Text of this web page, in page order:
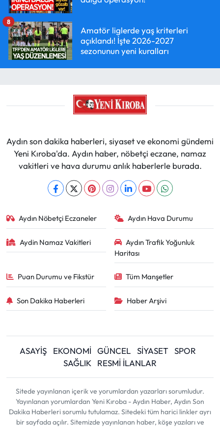
Amatör liglerde yaş kriterleri
açıklandı! İşte 2026-2027
sezonunun yeni kuralları
8
Aydın son dakika haberleri, siyaset ve ekonomi gündemi
Yeni Kıroba'da. Aydın haber, nöbetçi eczane, namaz
vakitleri ve hava durumu anlık haberlerle burada.
Aydın Nöbetçi Eczaneler Aydın Hava Durumu
Aydin Namaz Vakitleri
Aydın Trafik Yoğunluk
Haritası
Puan Durumu ve Fikstür Tüm Manşetler
Son Dakika Haberleri Haber Arşivi
ASAYİŞ EKONOMİ GÜNCEL SİYASET
SPOR
SAĞLIK
RESMİ İLANLAR
Sitede yayınlanan içerik ve yorumlardan yazarları sorumludur.
Yayınlanan yorumlardan Yeni Kıroba - Aydın Haber, Aydın Son
Dakika Haberleri sorumlu tutulamaz. Sitedeki tüm harici linkler ayrı
bir sayfada açılır. Sitemizde yayınlanan haber, köşe yazıları ve